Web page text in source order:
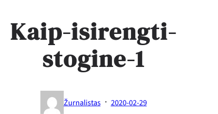
Kaip-isirengti-
stogine-1
Žurnalistas · 2020-02-29